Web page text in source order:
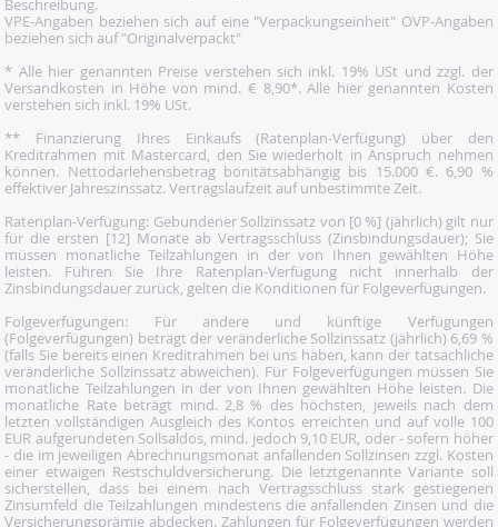
Beschreibung.
VPE-Angaben beziehen sich auf eine "Verpackungseinheit" OVP-Angaben
beziehen sich auf "Originalverpackt"
* Alle hier genannten Preise verstehen sich inkl. 19% USt und zzgl. der
Versandkosten in Höhe von mind. € 8,90*. Alle hier genannten Kosten
verstehen sich inkl. 19% USt.
** Finanzierung Ihres Einkaufs (Ratenplan-Verfügung) über den
Kreditrahmen mit Mastercard, den Sie wiederholt in Anspruch nehmen
können. Nettodarlehensbetrag bonitätsabhängig bis 15.000 €. 6,90 %
effektiver Jahreszinssatz. Vertragslaufzeit auf unbestimmte Zeit.
Ratenplan-Verfügung: Gebundener Sollzinssatz von [0 %] (jährlich) gilt nur
für die ersten [12] Monate ab Vertragsschluss (Zinsbindungsdauer); Sie
müssen monatliche Teilzahlungen in der von Ihnen gewählten Höhe
leisten. Führen Sie Ihre Ratenplan-Verfügung nicht innerhalb der
Zinsbindungsdauer zurück, gelten die Konditionen für Folgeverfügungen.
Folgeverfügungen: Für andere und künftige Verfügungen
(Folgeverfügungen) beträgt der veränderliche Sollzinssatz (jährlich) 6,69 %
(falls Sie bereits einen Kreditrahmen bei uns haben, kann der tatsächliche
veränderliche Sollzinssatz abweichen). Für Folgeverfügungen müssen Sie
monatliche Teilzahlungen in der von Ihnen gewählten Höhe leisten. Die
monatliche Rate beträgt mind. 2,8 % des höchsten, jeweils nach dem
letzten vollständigen Ausgleich des Kontos erreichten und auf volle 100
EUR aufgerundeten Sollsaldos, mind. jedoch 9,10 EUR, oder - sofern höher
- die im jeweiligen Abrechnungsmonat anfallenden Sollzinsen zzgl. Kosten
einer etwaigen Restschuldversicherung. Die letztgenannte Variante soll
sicherstellen, dass bei einem nach Vertragsschluss stark gestiegenen
Zinsumfeld die Teilzahlungen mindestens die anfallenden Zinsen und die
Versicherungsprämie abdecken. Zahlungen für Folgeverfügungen werden